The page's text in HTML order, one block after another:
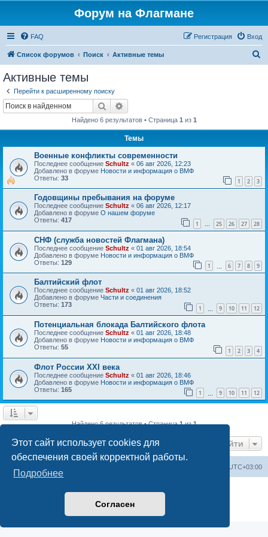
Этот сайт использует cookies для
обеспечения своей корректной работы.
Подробнее
Согласен
Форум на Флагмане
FAQ Вход
Регистрация
Список форумов Поиск Активные темы
Активные темы
Перейти к расширенному поиску
Поиск
Найдено 6 результатов • Страница 1 из 1
Темы
Военные конфликты современности
Последнее сообщение Schultz « 06 авг 2026, 12:23
Добавлено в форуме Новости и информация о ВМФ
Ответы: 33 1 2 3
Годовщины пребывания на форуме
Последнее сообщение Schultz « 06 авг 2026, 12:17
Добавлено в форуме О нашем форуме
Ответы: 417 1 … 25 26 27 28
СНФ (служба новостей Флагмана)
Последнее сообщение Schultz « 01 авг 2026, 18:54
Добавлено в форуме Новости и информация о ВМФ
Ответы: 129 1 6 7 8 9
Балтийский флот
Последнее сообщение Schultz « 01 авг 2026, 18:52
Добавлено в форуме Части и соединения
Ответы: 173 1 9 10 11 12
Потенциальная блокада Балтийского флота
Последнее сообщение Schultz « 01 авг 2026, 18:48
Добавлено в форуме Новости и информация о ВМФ
Ответы: 55 1 2 3 4
Флот России ХХI века
Последнее сообщение Schultz « 01 авг 2026, 18:46
Добавлено в форуме Новости и информация о ВМФ
Ответы: 165 1 9 10 11 12
Найдено 6 результатов • Страница1из1
Перейти
UTC+03:00